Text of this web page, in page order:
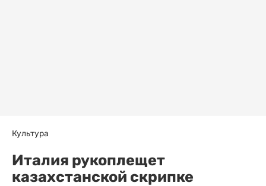
Культура
Италия рукоплещет
казахстанской скрипке